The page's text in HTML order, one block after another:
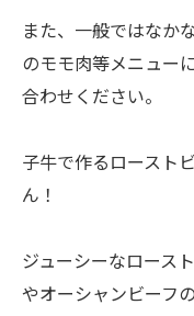
また、一般ではな
のモモ肉等メニュー
合わせください。
子牛で作るロースト
ん！
ジューシーなロース
やオーシャンビーフ